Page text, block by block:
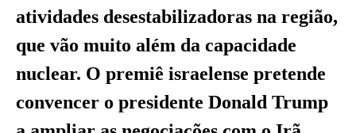
atividades desestabilizadoras na região,
que vão muito além da capacidade
nuclear. O premiê israelense pretende
convencer o presidente Donald Trump